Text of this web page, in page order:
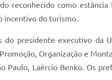
reconhecido como
incentivo do turismo.
presidente executivo da
Organização e
Paulo, Laércio Benko. Os